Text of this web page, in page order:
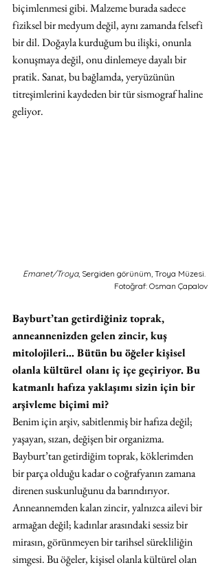
biçimlenmesi gibi. Malzeme burada sadece
fiziksel bir medyum değil, aynı zamanda felsefi
bir dil. Doğayla kurduğum bu ilişki, onunla
konuşmaya değil, onu dinlemeye dayalı bir
pratik. Sanat, bu bağlamda, yeryüzünün
titreşimlerini kaydeden bir tür sismograf haline
geliyor.
Emanet/Troya, Sergiden görünüm, Troya Müzesi.
Fotoğraf: Osman Çapalov
Bayburt’tan getirdiğiniz toprak,
anneannenizden gelen zincir, kuş
mitolojileri… Bütün bu öğeler kişisel
olanla kültürel olanı iç içe geçiriyor. Bu
katmanlı hafıza yaklaşımı sizin için bir
arşivleme biçimi mi?
Benim için arşiv, sabitlenmiş bir hafıza değil;
yaşayan, sızan, değişen bir organizma.
Bayburt’tan getirdiğim toprak, köklerimden
bir parça olduğu kadar o coğrafyanın zamana
direnen suskunluğunu da barındırıyor.
Anneannemden kalan zincir, yalnızca ailevi bir
armağan değil; kadınlar arasındaki sessiz bir
mirasın, görünmeyen bir tarihsel sürekliliğin
simgesi. Bu öğeler, kişisel olanla kültürel olan